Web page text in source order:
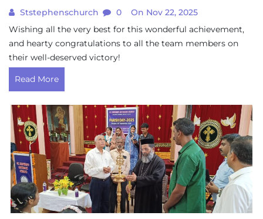
Ststephenschurch 0
On Nov 22, 2025
Wishing all the very best for this wonderful achievement,
and hearty congratulations to all the team members on
their well-deserved victory!
Read More